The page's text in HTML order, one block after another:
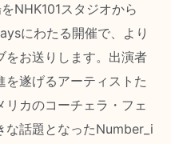
NHK101スタジオから
にわたる開催で、より
をお送りします。出演者
を遂げるアーティストた
リカのコーチェラ・フェ
な話題となったNumber_i